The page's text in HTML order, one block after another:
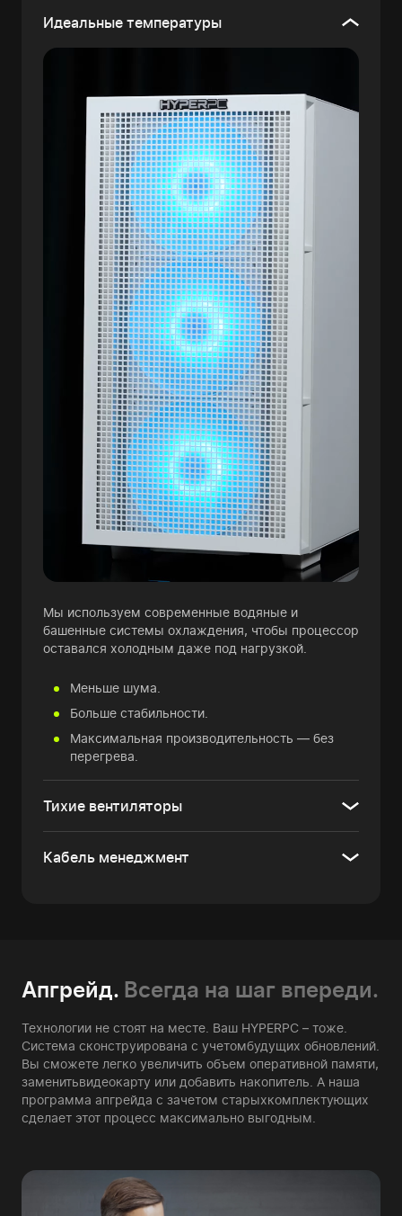
Идеальные температуры
Мы используем современные водяные и
башенные системы охлаждения, чтобы процессор
оставался холодным даже под нагрузкой.
Меньше шума.
Больше стабильности.
Максимальная производительность — без
перегрева.
Тихие вентиляторы
Кабель менеджмент
Апгрейд. Всегда на шаг впереди.
Технологии не стоят на месте. Ваш HYPERPC – тоже.
Система сконструирована с учетомбудущих обновлений.
Вы сможете легко увеличить объем оперативной памяти,
заменитьвидеокарту или добавить накопитель. А наша
программа апгрейда с зачетом старыхкомплектующих
сделает этот процесс максимально выгодным.